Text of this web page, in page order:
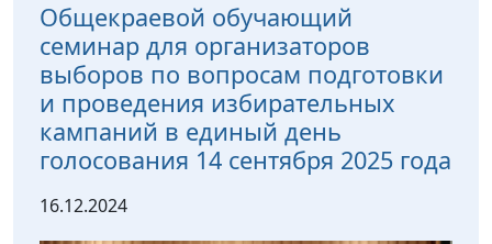
Общекраевой обучающий
семинар для организаторов
выборов по вопросам подготовки
и проведения избирательных
кампаний в единый день
голосования 14 сентября 2025 года
16.12.2024